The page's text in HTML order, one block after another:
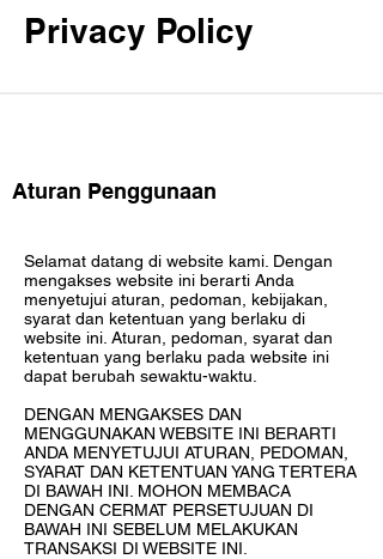
Privacy Policy
Aturan Penggunaan
Selamat datang di website kami. Dengan
mengakses website ini berarti Anda
menyetujui aturan, pedoman, kebijakan,
syarat dan ketentuan yang berlaku di
website ini. Aturan, pedoman, syarat dan
ketentuan yang berlaku pada website ini
dapat berubah sewaktu-waktu.
DENGAN MENGAKSES DAN
MENGGUNAKAN WEBSITE INI BERARTI
ANDA MENYETUJUI ATURAN, PEDOMAN,
SYARAT DAN KETENTUAN YANG TERTERA
DI BAWAH INI. MOHON MEMBACA
DENGAN CERMAT PERSETUJUAN DI
BAWAH INI SEBELUM MELAKUKAN
TRANSAKSI DI WEBSITE INI.